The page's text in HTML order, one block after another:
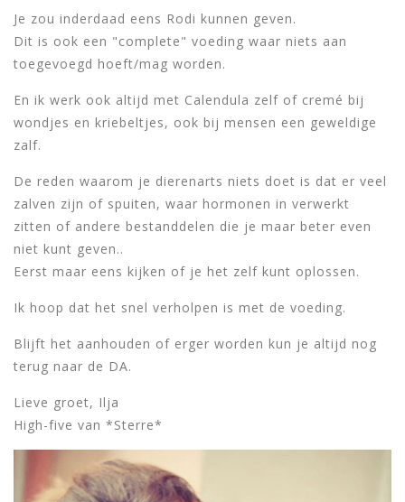
Je zou inderdaad eens Rodi kunnen geven.
Dit is ook een "complete" voeding waar niets aan
toegevoegd hoeft/mag worden.
En ik werk ook altijd met Calendula zelf of cremé bij
wondjes en kriebeltjes, ook bij mensen een geweldige
zalf.
De reden waarom je dierenarts niets doet is dat er veel
zalven zijn of spuiten, waar hormonen in verwerkt
zitten of andere bestanddelen die je maar beter even
niet kunt geven..
Eerst maar eens kijken of je het zelf kunt oplossen.
Ik hoop dat het snel verholpen is met de voeding.
Blijft het aanhouden of erger worden kun je altijd nog
terug naar de DA.
Lieve groet, Ilja
High-five van *Sterre*